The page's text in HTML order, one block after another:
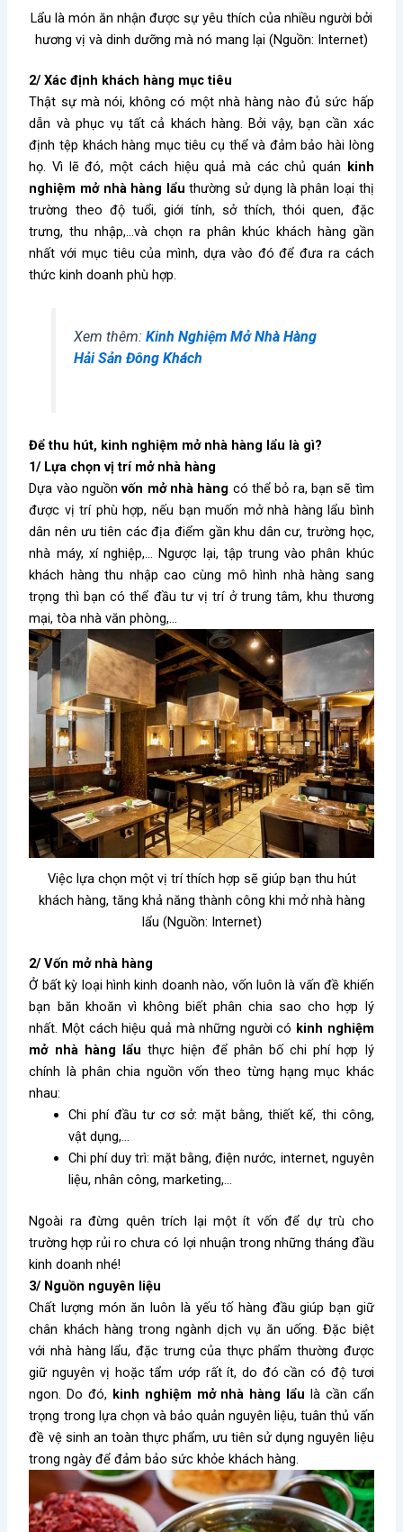
Lẩu là món ăn nhận được sự yêu thích của nhiều người bởi
hương vị và dinh dưỡng mà nó mang lại (Nguồn: Internet)
2/ Xác định khách hàng mục tiêu
Thật sự mà nói, không có một nhà hàng nào đủ sức hấp
dẫn và phục vụ tất cả khách hàng. Bởi vậy, bạn cần xác
định tệp khách hàng mục tiêu cụ thể và đảm bảo hài lòng
họ. Vì lẽ đó, một cách hiệu quả mà các chủ quán
kinh
nghiệm mở nhà hàng lẩu thường sử dụng là phân loại thị
trường theo độ tuổi, giới tính, sở thích, thói quen, đặc
trưng, thu nhập,…và chọn ra phân khúc khách hàng gần
nhất với mục tiêu của mình, dựa vào đó để đưa ra cách
thức kinh doanh phù hợp.
Xem thêm: Kinh Nghiệm Mở Nhà Hàng
Hải Sản Đông Khách
Để thu hút, kinh nghiệm mở nhà hàng lẩu là gì?
1/ Lựa chọn vị trí mở nhà hàng
Dựa vào nguồnvốn mở nhà hàng có thể bỏ ra, bạn sẽ tìm
được vị trí phù hợp, nếu bạn muốn mở nhà hàng lẩu bình
dân nên ưu tiên các địa điểm gần khu dân cư, trường học,
nhà máy, xí nghiệp,… Ngược lại, tập trung vào phân khúc
khách hàng thu nhập cao cùng mô hình nhà hàng sang
trọng thì bạn có thể đầu tư vị trí ở trung tâm, khu thương
mại, tòa nhà văn phòng,…
Việc lựa chọn một vị trí thích hợp sẽ giúp bạn thu hút
khách hàng, tăng khả năng thành công khi mở nhà hàng
lẩu (Nguồn: Internet)
2/ Vốn mở nhà hàng
Ở bất kỳ loại hình kinh doanh nào, vốn luôn là vấn đề khiến
bạn băn khoăn vì không biết phân chia sao cho hợp lý
nhất. Một cách hiệu quả mà những người có kinh nghiệm
mở nhà hàng lẩu thực hiện để phân bố chi phí hợp lý
chính là phân chia nguồn vốn theo từng hạng mục khác
nhau:
Chi phí đầu tư cơ sở: mặt bằng, thiết kế, thi công,
vật dụng,…
Chi phí duy trì: mặt bằng, điện nước, internet, nguyên
liệu, nhân công, marketing,…
Ngoài ra đừng quên trích lại một ít vốn để dự trù cho
trường hợp rủi ro chưa có lợi nhuận trong những tháng đầu
kinh doanh nhé!
3/ Nguồn nguyên liệu
Chất lượng món ăn luôn là yếu tố hàng đầu giúp bạn giữ
chân khách hàng trong ngành dịch vụ ăn uống. Đặc biệt
với nhà hàng lẩu, đặc trưng của thực phẩm thường được
giữ nguyên vị hoặc tẩm ướp rất ít, do đó cần có độ tươi
ngon. Do đó, kinh nghiệm mở nhà hàng lẩu là cần cẩn
trọng trong lựa chọn và bảo quản nguyên liệu, tuân thủ vấn
đề vệ sinh an toàn thực phẩm, ưu tiên sử dụng nguyên liệu
trong ngày để đảm bảo sức khỏe khách hàng.